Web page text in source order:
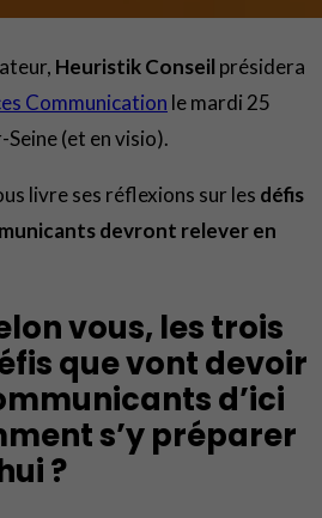
Heuristik Conseil présidera
Communication le mardi 25
(et en visio).
livre ses réflexions sur les défis
devront relever en
vous, les trois
que vont devoir
d’ici
s’y préparer
?